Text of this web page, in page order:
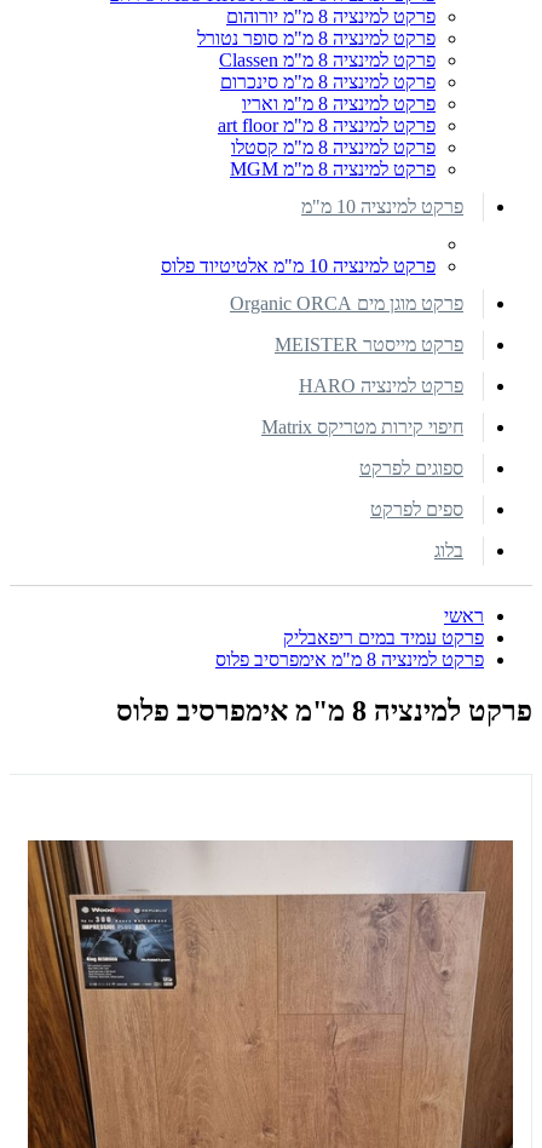
פרקט למינציה 8 מ"מ יורוהום
פרקט למינציה 8 מ"מ סופר נטורל
פרקט למינציה 8 מ"מ Classen
פרקט למינציה 8 מ"מ סינכרום
פרקט למינציה 8 מ"מ ואריו
פרקט למינציה 8 מ"מ art floor
פרקט למינציה 8 מ"מ קסטלו
פרקט למינציה 8 מ"מ MGM
פרקט למינציה 10 מ"מ
פרקט למינציה 10 מ"מ אלטיטיוד פלוס
פרקט מוגן מים Organic ORCA
פרקט מייסטר MEISTER
פרקט למינציה HARO
חיפוי קירות מטריקס Matrix
ספוגים לפרקט
ספים לפרקט
בלוג
ראשי
פרקט עמיד במים ריפאבליק
פרקט למינציה 8 מ"מ אימפרסיב פלוס
פרקט למינציה 8 מ"מ אימפרסיב פלוס